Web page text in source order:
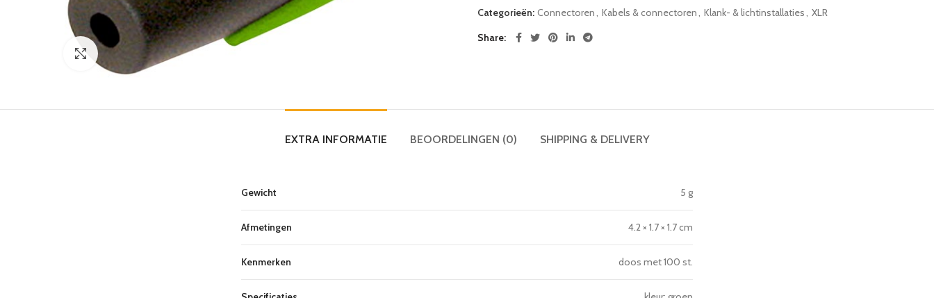
Click to enlarge
Categorieën: Connectoren, Kabels & connectoren, Klank- & lichtinstallaties, XLR
Share
EXTRA INFORMATIE BEOORDELINGEN (0) SHIPPING & DELIVERY
Gewicht 5 g
Afmetingen 4.2 × 1.7 × 1.7 cm
Kenmerken doos met 100 st.